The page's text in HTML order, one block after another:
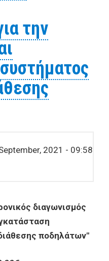
την
2021 - 09:58
διαγωνισμός
ποδηλάτων"